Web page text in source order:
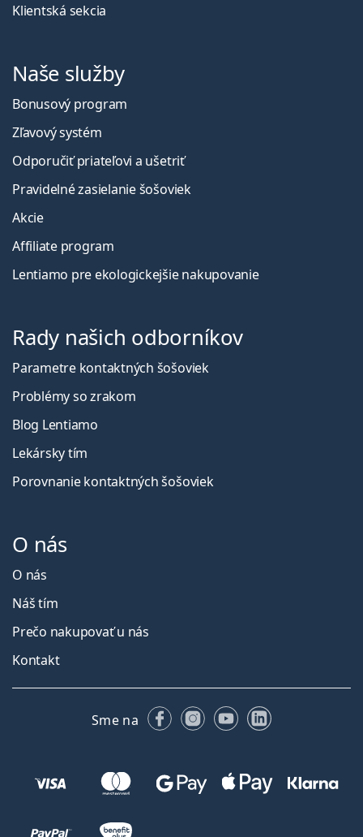
Klientská sekcia
Naše služby
Bonusový program
Zľavový systém
Odporučiť priateľovi a ušetriť
Pravidelné zasielanie šošoviek
Akcie
Affiliate program
Lentiamo pre ekologickejšie nakupovanie
Rady našich odborníkov
Parametre kontaktných šošoviek
Problémy so zrakom
Blog Lentiamo
Lekársky tím
Porovnanie kontaktných šošoviek
O nás
O nás
Náš tím
Prečo nakupovať u nás
Kontakt
Sme na FacebookuInstagrame
YouTubeLinkedIn